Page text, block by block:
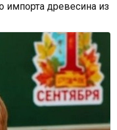
древесина из